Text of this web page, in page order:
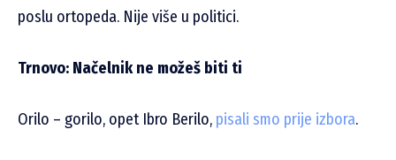
poslu ortopeda. Nije više u politici.
Trnovo: Načelnik ne možeš biti ti
Orilo – gorilo, opet Ibro Berilo, pisali smo prije izbora.